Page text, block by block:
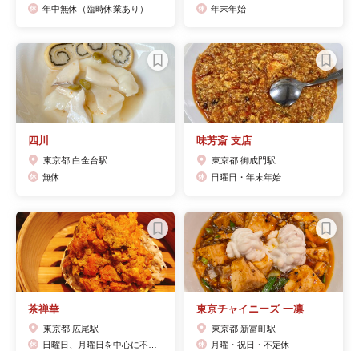
年中無休（臨時休業あり）
年末年始
四川
東京都 白金台駅
無休
味芳斎 支店
東京都 御成門駅
日曜日・年末年始
茶禅華
東京都 広尾駅
東京チャイニーズ 一凛
東京都 新富町駅
月曜・祝日・不定休